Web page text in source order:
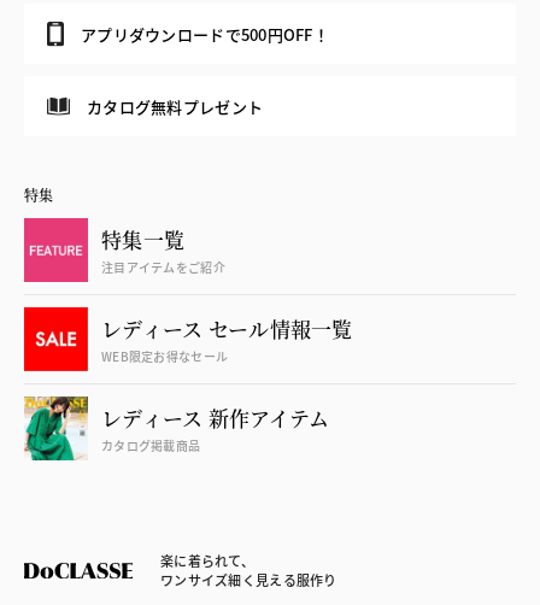
アプリダウンロードで500円OFF！
カタログ無料プレゼント
特集
特集一覧
注目アイテムをご紹介
レディース セール情報一覧
WEB限定お得なセール
レディース 新作アイテム
カタログ掲載商品
楽に着られて、
ワンサイズ細く見える服作り